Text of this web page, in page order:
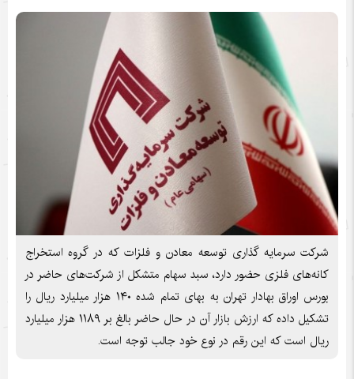
شرکت سرمایه گذاری توسعه معادن و فلزات که در گروه استخراج
کانه‌های فلزی حضور دارد، سبد سهام متشکل از شرکت‌های حاضر در
بورس اوراق بهادار تهران به بهای تمام شده ۱۴۰ هزار میلیارد ریال را
تشکیل داده که ارزش بازار آن در حال حاضر بالغ بر ۱۱۸۹ هزار میلیارد
ریال است که این رقم در نوع خود جالب توجه است.